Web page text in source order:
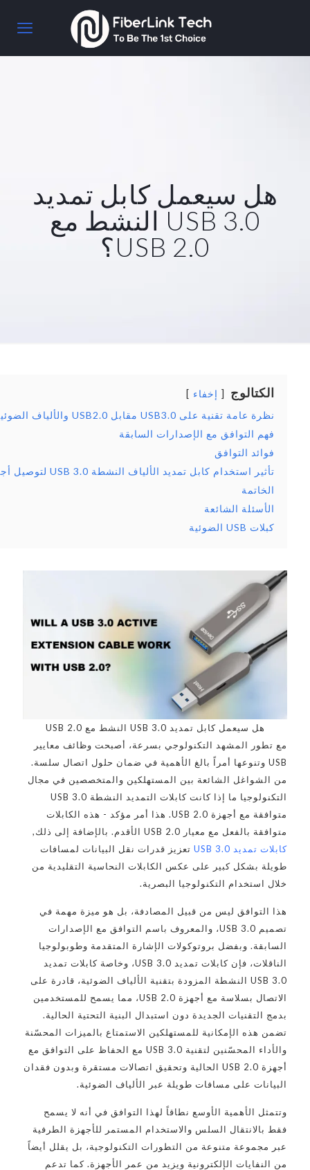
هل سيعمل كابل تمديد
USB 3.0 النشط مع
USB 2.0؟
الكتالوج
إخفاء
نظرة عامة تقنية على USB3.0 مقابل USB2.0 والألياف الضوئية النشطة
فهم التوافق مع الإصدارات السابقة
فوائد التوافق
تأثير استخدام كابل تمديد الألياف النشطة USB 3.0 لتوصيل أجهزة USB 2.0
الخاتمة
الأسئلة الشائعة
كبلات USB الضوئية
هل سيعمل كابل تمديد USB 3.0 النشط مع USB 2.0
مع تطور المشهد التكنولوجي بسرعة، أصبحت وظائف معايير
USB وتنوعها أمراً بالغ الأهمية في ضمان حلول اتصال سلسة.
من الشواغل الشائعة بين المستهلكين والمتخصصين في مجال
التكنولوجيا ما إذا كانت كابلات التمديد النشطة USB 3.0
متوافقة مع أجهزة USB 2.0. هذا أمر مؤكد - هذه الكابلات
متوافقة بالفعل مع معيار USB 2.0 الأقدم. بالإضافة إلى ذلك,
كابلات تمديد USB 3.0
تعزيز قدرات نقل البيانات لمسافات
طويلة بشكل كبير على عكس الكابلات النحاسية التقليدية من
خلال استخدام التكنولوجيا البصرية.
هذا التوافق ليس من قبيل المصادفة، بل هو ميزة مهمة في
تصميم USB 3.0، والمعروف باسم التوافق مع الإصدارات
السابقة. وبفضل بروتوكولات الإشارة المتقدمة وطوبولوجيا
الناقلات، فإن كابلات تمديد USB 3.0، وخاصة كابلات تمديد
USB 3.0 النشطة المزودة بتقنية الألياف الضوئية، قادرة على
الاتصال بسلاسة مع أجهزة USB 2.0، مما يسمح للمستخدمين
بدمج التقنيات الجديدة دون استبدال البنية التحتية الحالية.
تضمن هذه الإمكانية للمستهلكين الاستمتاع بالميزات المحسّنة
والأداء المحسّنين لتقنية USB 3.0 مع الحفاظ على التوافق مع
أجهزة USB 2.0 الحالية وتحقيق اتصالات مستقرة وبدون فقدان
البيانات على مسافات طويلة عبر الألياف الضوئية.
وتتمثل الأهمية الأوسع نطاقاً لهذا التوافق في أنه لا يسمح
فقط بالانتقال السلس والاستخدام المستمر للأجهزة الطرفية
عبر مجموعة متنوعة من التطورات التكنولوجية، بل يقلل أيضاً
من النفايات الإلكترونية ويزيد من عمر الأجهزة. كما تدعم